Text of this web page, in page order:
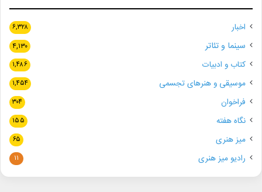
اخبار ۶,۳۲۸
سینما و تئاتر ۴,۱۳۰
کتاب و ادبیات ۱,۴۸۶
موسیقی و هنرهای تجسمی ۱,۴۵۴
فراخوان ۳۰۴
نگاه هفته ۱۵۵
میز هنری ۶۵
رادیو میز هنری ۱۱